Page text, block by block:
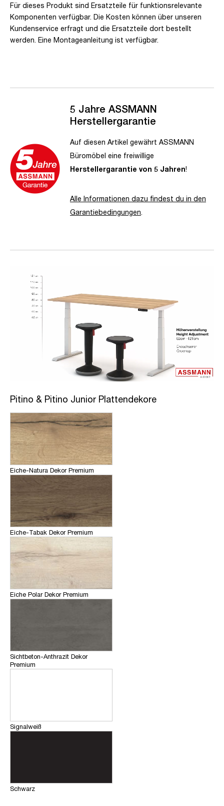
Für dieses Produkt sind Ersatzteile für funktionsrelevante
Komponenten verfügbar. Die Kosten können über unseren
Kundenservice erfragt und die Ersatzteile dort bestellt
werden. Eine Montageanleitung ist verfügbar.
5 Jahre ASSMANN
Herstellergarantie
Auf diesen Artikel gewährt ASSMANN
Büromöbel eine freiwillige
Herstellergarantie von 5 Jahren!
Alle Informationen dazu findest du in den
Garantiebedingungen.
Pitino & Pitino Junior Plattendekore
Eiche-Natura Dekor Premium
Eiche-Tabak Dekor Premium
Eiche Polar Dekor Premium
Sichtbeton-Anthrazit Dekor
Premium
Signalweiß
Schwarz